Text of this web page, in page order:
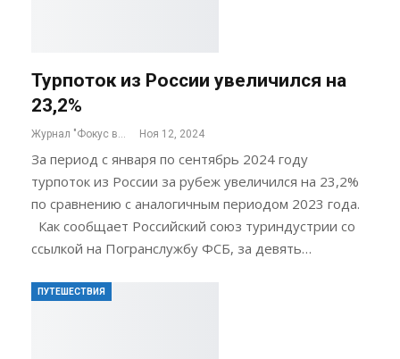
Турпоток из России увеличился на
23,2%
Ноя 12, 2024
За период с января по сентябрь 2024 году
турпоток из России за рубеж увеличился на 23,2%
по сравнению с аналогичным периодом 2023 года.
Как сообщает Российский союз туриндустрии со
ссылкой на Погранслужбу ФСБ, за девять…
ПУТЕШЕСТВИЯ